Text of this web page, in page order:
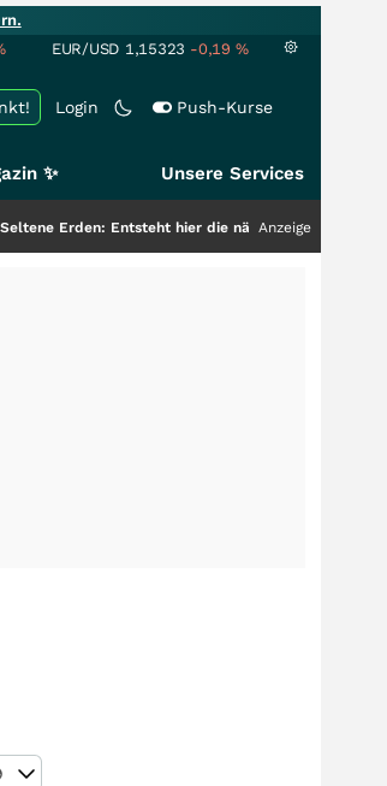
EUR/USD 1,15323 -0,19 %
Login Push-Kurse
✨ Unsere Services
Entsteht hier die nächste Milliardenstory?
Anzeige